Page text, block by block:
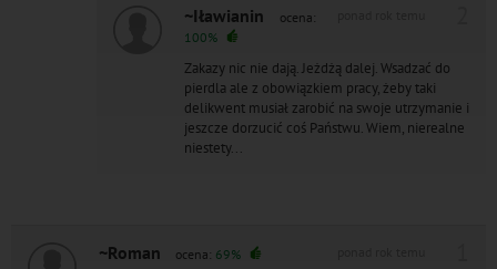
~Iławianin
ocena:
100%
Zakazy nic nie dają. Jeżdżą dalej. Wsadzać do
pierdla ale z obowiązkiem pracy, żeby taki
delikwent musiał zarobić na swoje utrzymanie i
jeszcze dorzucić coś Państwu. Wiem, nierealne
niestety...
~Roman ocena: 69%